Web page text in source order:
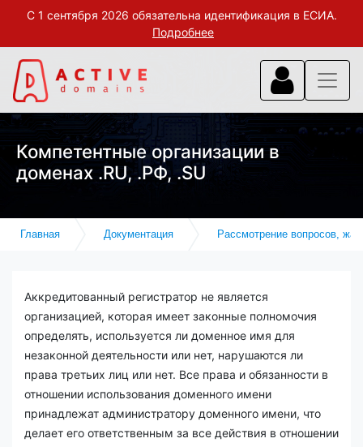
С 1 сентября 2026 обязательна идентификация в ЕСИА.
Подробнее
Компетентные организации в
доменах .RU, .РФ, .SU
Главная Документация Рассмотрение вопросов,
Аккредитованный регистратор не является
организацией, которая имеет законные полномочия
определять, используется ли доменное имя для
незаконной деятельности или нет, нарушаются ли
права третьих лиц или нет. Все права и обязанности в
отношении использования доменного имени
принадлежат администратору доменного имени, что
делает его ответственным за все действия в отношении